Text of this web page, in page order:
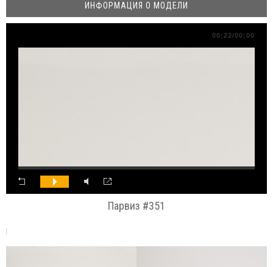
ИНФОРМАЦИЯ О МОДЕЛИ
00:22/00:00
Парвиз #351